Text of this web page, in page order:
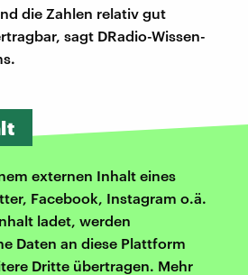
die Zahlen relativ gut
sagt DRadio-Wissen-
externen Inhalt eines
Facebook, Instagram o.ä.
ladet, werden
Daten an diese Plattform
Dritte übertragen. Mehr